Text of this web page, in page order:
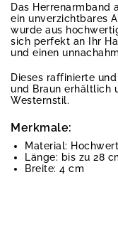
Das Herrenarmband
ein unverzichtbares
wurde aus
sich perfekt an Ihr
und einen
Dieses raffinierte
und Braun erhältlich
Westernstil.
Merkmale:
Material:
Länge: bis zu 28
Breite: 4 cm